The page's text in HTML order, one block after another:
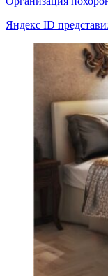
Яндекс ID